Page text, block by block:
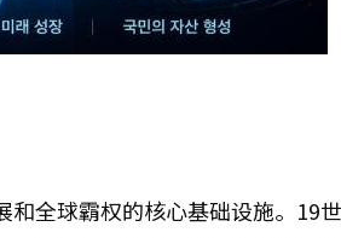
全球霸权的核心基础设施。19